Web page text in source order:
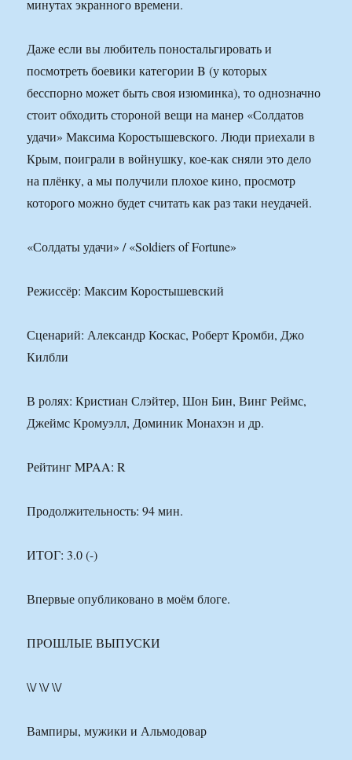
минутах экранного времени.
Даже если вы любитель поностальгировать и
посмотреть боевики категории B (у которых
бесспорно может быть своя изюминка), то однозначно
стоит обходить стороной вещи на манер «Солдатов
удачи» Максима Коростышевского. Люди приехали в
Крым, поиграли в войнушку, кое-как сняли это дело
на плёнку, а мы получили плохое кино, просмотр
которого можно будет считать как раз таки неудачей.
«Солдаты удачи» / «Soldiers of Fortune»
Режиссёр: Максим Коростышевский
Сценарий: Александр Коскас, Роберт Кромби, Джо
Килбли
В ролях: Кристиан Слэйтер, Шон Бин, Винг Реймс,
Джеймс Кромуэлл, Доминик Монахэн и др.
Рейтинг MPAA: R
Продолжительность: 94 мин.
ИТОГ: 3.0 (-)
Впервые опубликовано в моём блоге.
ПРОШЛЫЕ ВЫПУСКИ
\\/ \\/ \\/
Вампиры, мужики и Альмодовар